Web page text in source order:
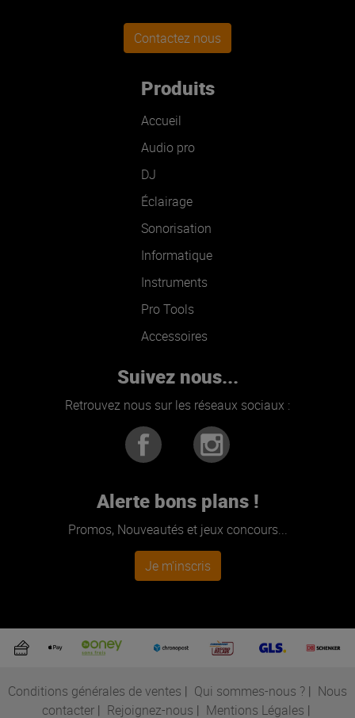
Contactez nous
Produits
Accueil
Audio pro
DJ
Éclairage
Sonorisation
Informatique
Instruments
Pro Tools
Accessoires
Suivez nous...
Retrouvez nous sur les réseaux sociaux :
Alerte bons plans !
Promos, Nouveautés et jeux concours...
Je m'inscris
Conditions générales de ventes | Qui sommes-nous ? | Nous
contacter| Rejoignez-nous | Mentions Légales |